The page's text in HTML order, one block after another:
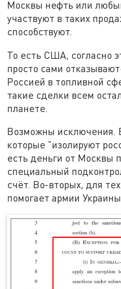
Москвы нефть или
участвуют в таких
способствуют.
То есть США, согласно
просто сами
Россией в топливной
такие сделки всем
планете.
Возможны исключения.
которые "изолируют
есть деньги от Москвы
специальный
счёт. Во-вторых, для
помогает армии